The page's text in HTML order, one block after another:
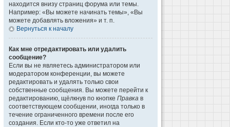
находится внизу страниц форума или темы.
Например: «Вы можете начинать темы», «Вы
можете добавлять вложения» и т. п.
Вернуться к началу
Как мне отредактировать или удалить
сообщение?
Если вы не являетесь администратором или
модератором конференции, вы можете
редактировать и удалять только свои
собственные сообщения. Вы можете перейти к
редактированию, щёлкнув по кнопке Правка в
соответствующем сообщении, иногда только в
течение ограниченного времени после его
создания. Если кто-то уже ответил на